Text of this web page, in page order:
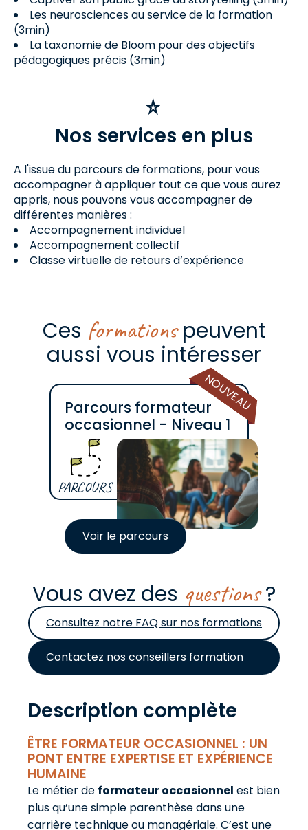
Les neurosciences au service de la formation
(3min)
La taxonomie de Bloom pour des objectifs
pédagogiques précis (3min)
Nos services en plus
A l'issue du parcours de formations, pour vous
accompagner à appliquer tout ce que vous aurez
appris, nous pouvons vous accompagner de
différentes manières :
Accompagnement individuel
Accompagnement collectif
Classe virtuelle de retours d’expérience
Ces formationspeuvent
aussi vous intéresser
Parcours formateur
occasionnel - Niveau 1
NOUVEAU
PARCOURS
Voir le parcours
Vous avez des questions?
Consultez notre FAQ sur nos formations
Contactez nos conseillers formation
Description complète
ÊTRE FORMATEUR OCCASIONNEL : UN
PONT ENTRE EXPERTISE ET EXPÉRIENCE
HUMAINE
Le métier de formateur occasionnel est bien
plus qu’une simple parenthèse dans une
carrière technique ou managériale. C’est une